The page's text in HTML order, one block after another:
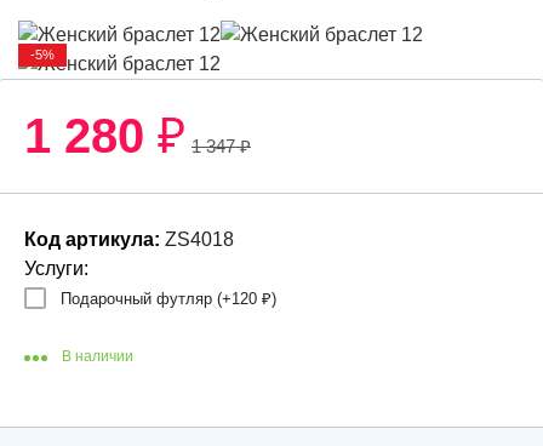
-5%
1 280 ₽ 1 347₽
Код артикула: ZS4018
Услуги:
Подарочный футляр (+120 ₽)
В наличии